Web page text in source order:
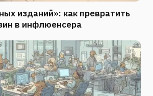
изданий»: как превратить
в инфлюенсера